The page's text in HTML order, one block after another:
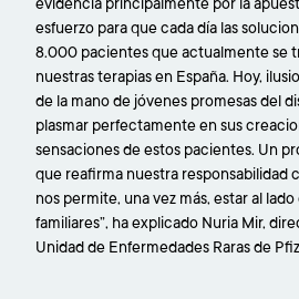
esfuerzo para que cada día las
8.000 pacientes que actualmente se
nuestras terapias en España. Hoy,
de la mano de jóvenes promesas del
plasmar perfectamente en sus
sensaciones de estos pacientes. Un
que reafirma nuestra responsabilidad
nos permite, una vez más, estar al lado
familiares”, ha explicado Nuria Mir,
Unidad de Enfermedades Raras de